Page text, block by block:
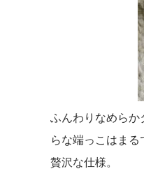
ふんわりなめら
らな端っこはま
贅沢な仕様。